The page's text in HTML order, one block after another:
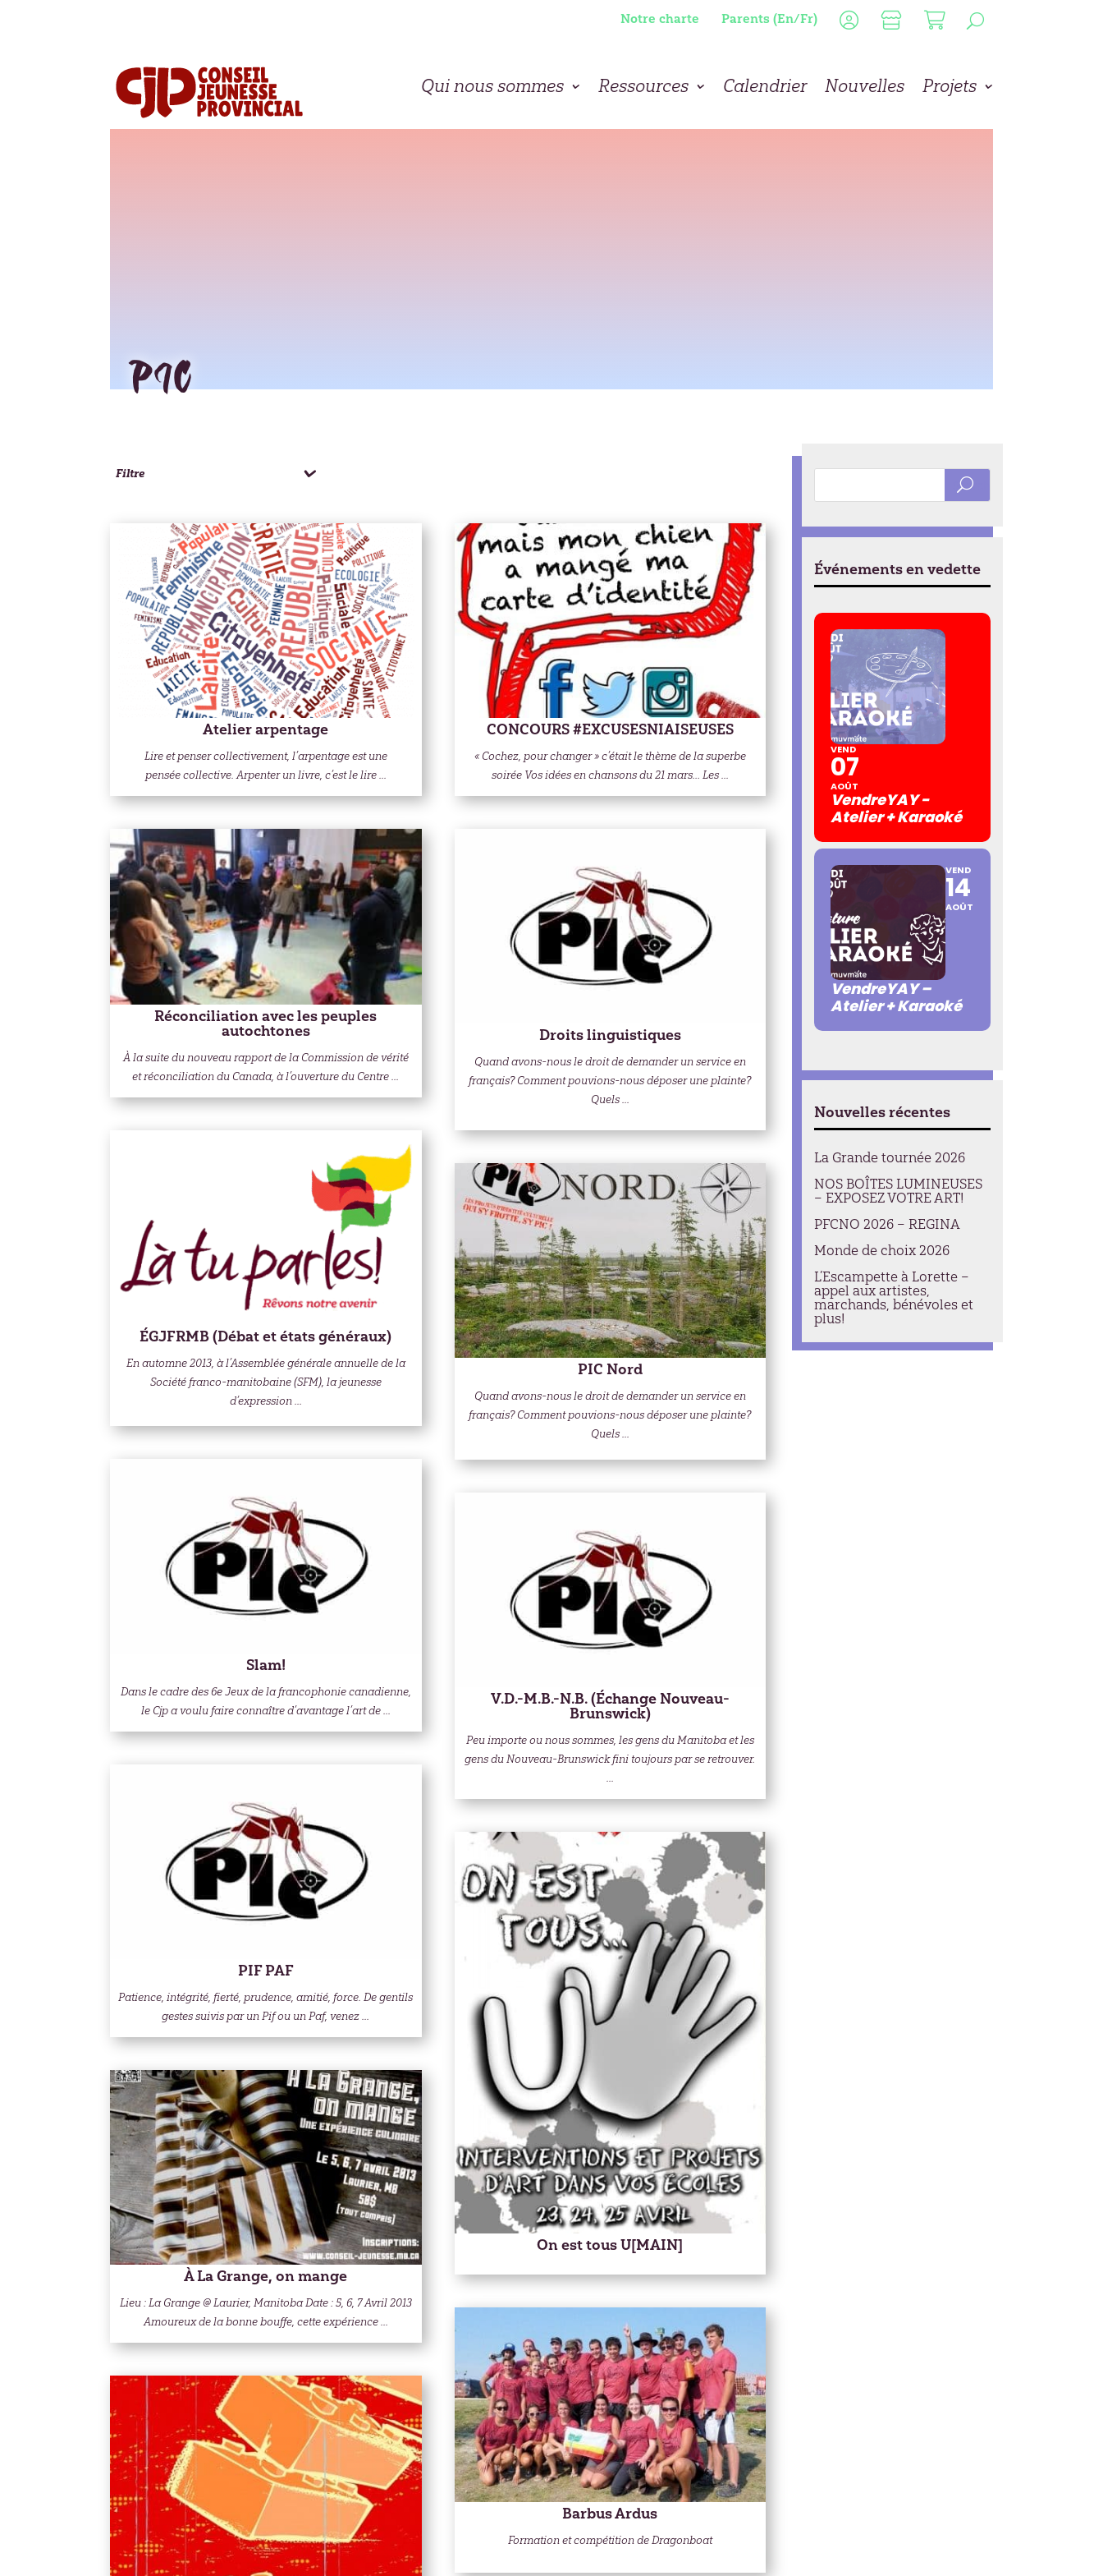
Notre charte Parents (En/Fr)
Qui nous sommes Ressources Calendrier Nouvelles Projets
PIC
Filtre
Atelier arpentage
Lire et penser collectivement, l’arpentage est une
pensée collective. Arpenter un livre, c’est le lire ...
CONCOURS #EXCUSESNIAISEUSES
« Cochez, pour changer » c’était le thème de la superbe
soirée Vos idées en chansons du 21 mars… Les ...
Réconciliation avec les peuples
autochtones
À la suite du nouveau rapport de la Commission de vérité
et réconciliation du Canada, à l’ouverture du Centre ...
Droits linguistiques
Quand avons-nous le droit de demander un service en
français? Comment pouvions-nous déposer une plainte?
Quels ...
ÉGJFRMB (Débat et états généraux)
En automne 2013, à l’Assemblée générale annuelle de la
Société franco-manitobaine (SFM), la jeunesse
d’expression ...
PIC Nord
Quand avons-nous le droit de demander un service en
français? Comment pouvions-nous déposer une plainte?
Quels ...
Slam!
Dans le cadre des 6e Jeux de la francophonie canadienne,
le Cjp a voulu faire connaître d’avantage l’art de ...
V.D.-M.B.-N.B. (Échange Nouveau-
Brunswick)
Peu importe ou nous sommes, les gens du Manitoba et les
gens du Nouveau-Brunswick fini toujours par se retrouver.
...
PIF PAF
Patience, intégrité, fierté, prudence, amitié, force. De gentils
gestes suivis par un Pif ou un Paf, venez ...
On est tous U[MAIN]
À La Grange, on mange
Lieu : La Grange @ Laurier, Manitoba Date : 5, 6, 7 Avril 2013
Amoureux de la bonne bouffe, cette expérience ...
Barbus Ardus
Formation et compétition de Dragonboat
Événements en vedette
VEND
07
AOÛT
VendreYAY -
Atelier + Karaoké
VEND
14
AOÛT
VendreYAY –
Atelier + Karaoké
Nouvelles récentes
La Grande tournée 2026
NOS BOÎTES LUMINEUSES
– EXPOSEZ VOTRE ART!
PFCNO 2026 – REGINA
Monde de choix 2026
L’Escampette à Lorette –
appel aux artistes,
marchands, bénévoles et
plus!